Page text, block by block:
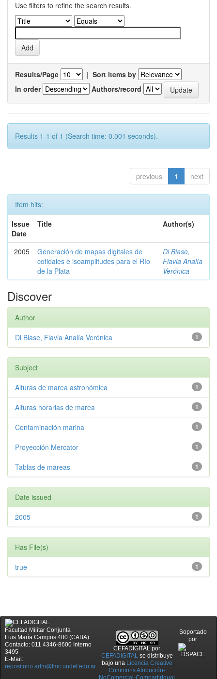
Use filters to refine the search results.
Results/Page | Sort items by
In order
Authors/record
Results 1-1 of 1 (Search time: 0.001 seconds).
previous 1 next
Item hits:
Issue
Date
Title Author(s)
2005
Generación de mapas digitales de
cotidales e isoamplitudes para el Río
de la Plata
Di Biase,
Flavia Analía
Verónica
Discover
Author
1
Di Biase, Flavia Analía Verónica
Subject
1
Alturas de marea astronómica
1
Alturas horarias de marea
1
Contaminación marina
1
Proyección Mercator
1
Tablas de mareas
Date issued
1
2005
Has File(s)
1
true
Facultad Militar Conjunta
Luis María Campos 480 (CABA)
Contacto: 011 4346-8600 Interno
3495
E-Mail:
repositorio.adm@fmc.undef.edu.ar
CEFADIGITAL por
CEFADIGITALse distribuye
bajo una Licencia Creative
Commons Atribución-
NoComercial-CompartirIgual
Soportado
por